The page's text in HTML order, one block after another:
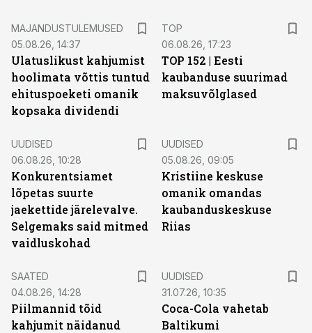
MAJANDUSTULEMUSED
05.08.26, 14:37
Ulatuslikust kahjumist
hoolimata võttis tuntud
ehituspoeketi omanik
kopsaka dividendi
TOP
06.08.26, 17:23
TOP 152 | Eesti
kaubanduse suurimad
maksuvõlglased
UUDISED
06.08.26, 10:28
Konkurentsiamet
lõpetas suurte
jaekettide järelevalve.
Selgemaks said mitmed
vaidluskohad
UUDISED
05.08.26, 09:05
Kristiine keskuse
omanik omandas
kaubanduskeskuse
Riias
SAATED
04.08.26, 14:28
Piilmannid tõid
kahjumit näidanud
UUDISED
31.07.26, 10:35
Coca-Cola vahetab
Baltikumi